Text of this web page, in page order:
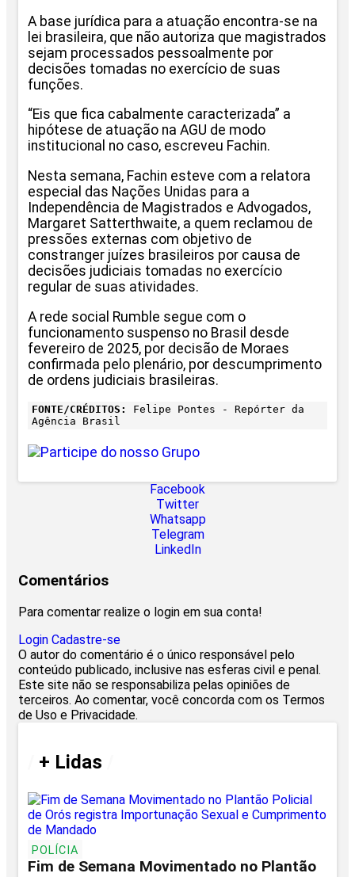
A base jurídica para a atuação encontra-se na
lei brasileira, que não autoriza que magistrados
sejam processados pessoalmente por
decisões tomadas no exercício de suas
funções.
“Eis que fica cabalmente caracterizada” a
hipótese de atuação na AGU de modo
institucional no caso, escreveu Fachin.
Nesta semana, Fachin esteve com a relatora
especial das Nações Unidas para a
Independência de Magistrados e Advogados,
Margaret Satterthwaite, a quem reclamou de
pressões externas com objetivo de
constranger juízes brasileiros por causa de
decisões judiciais tomadas no exercício
regular de suas atividades.
A rede social Rumble segue com o
funcionamento suspenso no Brasil desde
fevereiro de 2025, por decisão de Moraes
confirmada pelo plenário, por descumprimento
de ordens judiciais brasileiras.
FONTE/CRÉDITOS:
Felipe Pontes - Repórter da
Agência Brasil
Facebook
Twitter
Whatsapp
Telegram
LinkedIn
Comentários
Para comentar realize o login em sua conta!
Login Cadastre-se
O autor do comentário é o único responsável pelo
conteúdo publicado, inclusive nas esferas civil e penal.
Este site não se responsabiliza pelas opiniões de
terceiros. Ao comentar, você concorda com os Termos
de Uso e Privacidade.
+ Lidas
POLÍCIA
Fim de Semana Movimentado no Plantão